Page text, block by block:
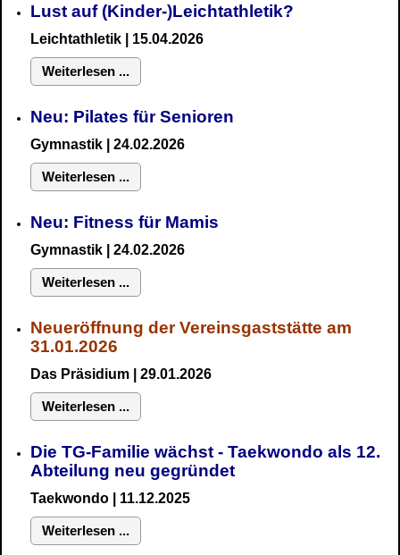
Lust auf (Kinder-)Leichtathletik?
Leichtathletik | 15.04.2026
Weiterlesen ...
Neu: Pilates für Senioren
Gymnastik | 24.02.2026
Weiterlesen ...
Neu: Fitness für Mamis
Gymnastik | 24.02.2026
Weiterlesen ...
Neueröffnung der Vereinsgaststätte am
31.01.2026
Das Präsidium | 29.01.2026
Weiterlesen ...
Die TG-Familie wächst - Taekwondo als 12.
Abteilung neu gegründet
Taekwondo | 11.12.2025
Weiterlesen ...